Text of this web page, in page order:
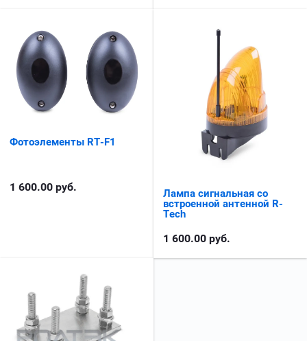
Фотоэлементы RT-F1
1 600.00 руб.
Лампа сигнальная со
встроенной антенной R-
Tech
1 600.00 руб.